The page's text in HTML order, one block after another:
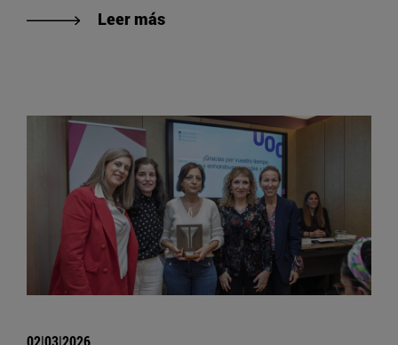
Leer más
02|03|2026